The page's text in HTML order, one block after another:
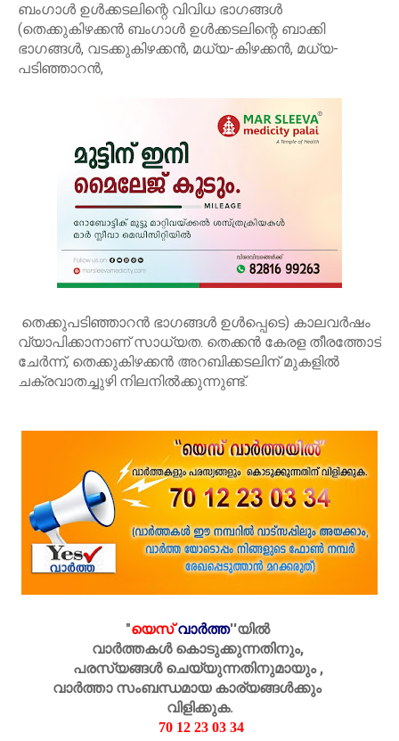
ബംഗാൾ ഉൾക്കടലിന്റെ വിവിധ ഭാഗങ്ങൾ
(തെക്കുകിഴക്കൻ ബംഗാൾ ഉൾക്കടലിന്റെ ബാക്കി
ഭാഗങ്ങൾ, വടക്കുകിഴക്കൻ, മധ്യ-കിഴക്കൻ, മധ്യ-
പടിഞ്ഞാറൻ,
തെക്കുപടിഞ്ഞാറൻ ഭാഗങ്ങൾ ഉൾപ്പെടെ) കാലവർഷം
വ്യാപിക്കാനാണ് സാധ്യത. തെക്കൻ കേരള തീരത്തോട്
ചേർന്ന്, തെക്കുകിഴക്കൻ അറബിക്കടലിന് മുകളിൽ
ചക്രവാതച്ചുഴി നിലനിൽക്കുന്നുണ്ട്.
"യെസ് വാർത്ത''യിൽ
വാർത്തകൾ കൊടുക്കുന്നതിനും,
പരസ്യങ്ങൾ ചെയ്യുന്നതിനുമായും ,
വാർത്താ സംബന്ധമായ കാര്യങ്ങൾക്കും
വിളിക്കുക.
70 12 23 03 34